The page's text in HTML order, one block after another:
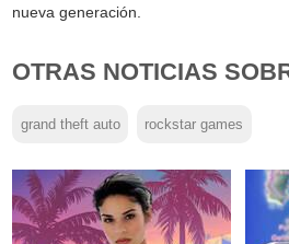
nueva generación.
OTRAS NOTICIAS
grand theft auto rockstar games